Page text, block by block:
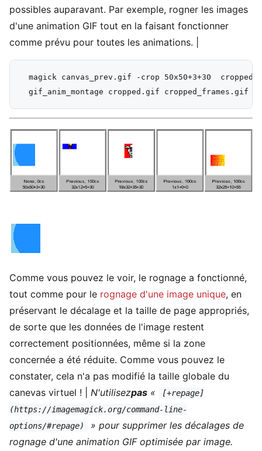
possibles auparavant. Par exemple, rogner les images
d'une animation GIF tout en la faisant fonctionner
comme prévu pour toutes les animations. |
magick canvas_prev.gif -crop 50x50+3+30
Comme vous pouvez le voir, le rognage a fonctionné,
tout comme pour le rognage d'une image unique, en
préservant le décalage et la taille de page appropriés,
de sorte que les données de l'image restent
correctement positionnées, même si la zone
concernée a été réduite. Comme vous pouvez le
constater, cela n'a pas modifié la taille globale du
canevas virtuel ! | N'utilisezpas «
[+repage]
(https://imagemagick.org/command-line-
options/#repage)
» pour supprimer les décalages de
rognage d'une animation GIF optimisée par image.